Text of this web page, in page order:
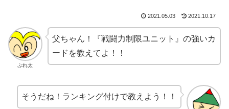
2021.05.03 2021.10.17
ぷれ太
父ちゃん！『戦闘力制限ユニット』の強いカ
ードを教えてよ！！
そうだね！ランキング付けで教えよう！！